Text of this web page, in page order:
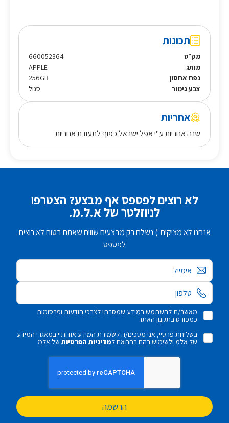
תכונות
מק״ט
660052364
מותג
APPLE
נפח אחסון
256GB
צבע גימור
סגול
אחריות
שנה אחריות ע"י אפל ישראל כפוף לתעודת אחריות
לא רוצים לפספס אף מבצע? הצטרפו
לניוזלטר של א.ל.מ.
אנחנו לא מציקים :) נשלח רק מבצעים שווים שאתם בטוח לא רוצים
לפספס
אימייל
מאשר/ת להשתמש במידע שמסרתי לצרכי הודעות ופרסומות
כמפורט בתקנון האתר
בשליחת פרטיי, אני מסכים/ה לשמירת המידע אודותיי במאגרי המידע
של אלמ ולשימוש בהם בהתאם למדיניות הפרטיותשל אלמ.
הרשמה